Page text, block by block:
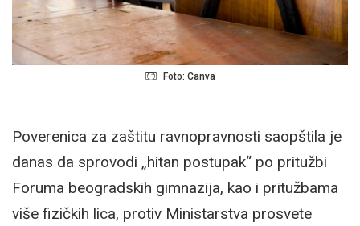
Foto: Canva
Poverenica za zaštitu ravnopravnosti saopštila je
danas da sprovodi „hitan postupak“ po pritužbi
Foruma beogradskih gimnazija, kao i pritužbama
više fizičkih lica, protiv Ministarstva prosvete